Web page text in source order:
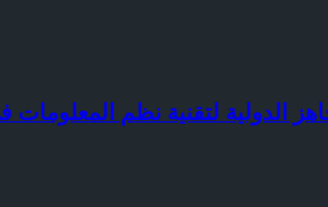
الدولية لتقنية نظم